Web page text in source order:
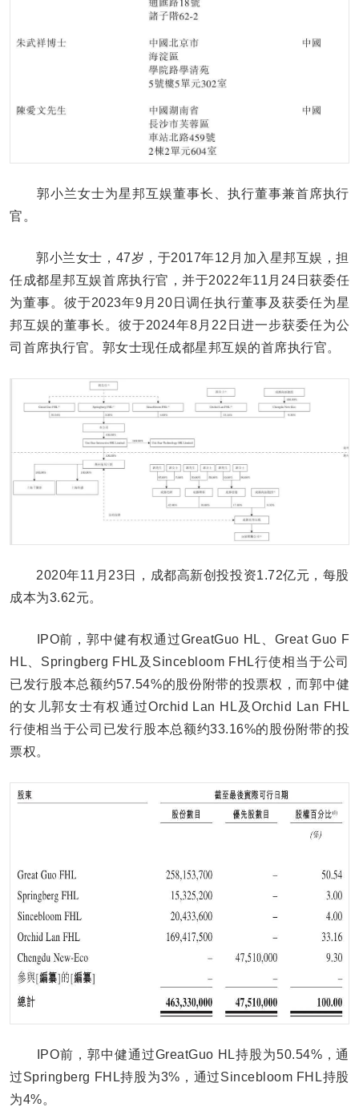
郭小兰女士为星邦互娱董事长、执行董事兼首席执行
官。
郭小兰女士，47岁，于2017年12月加入星邦互娱，担
任成都星邦互娱首席执行官，并于2022年11月24日获委任
为董事。彼于2023年9月20日调任执行董事及获委任为星
邦互娱的董事长。彼于2024年8月22日进一步获委任为公
司首席执行官。郭女士现任成都星邦互娱的首席执行官。
2020年11月23日，成都高新创投投资1.72亿元，每股
成本为3.62元。
IPO前，郭中健有权通过GreatGuo HL、Great Guo F
HL、Springberg FHL及Sincebloom FHL行使相当于公司
已发行股本总额约57.54%的股份附带的投票权，而郭中健
的女儿郭女士有权通过Orchid Lan HL及Orchid Lan FHL
行使相当于公司已发行股本总额约33.16%的股份附带的投
票权。
IPO前，郭中健通过GreatGuo HL持股为50.54%，通
过Springberg FHL持股为3%，通过Sincebloom FHL持股
为4%。